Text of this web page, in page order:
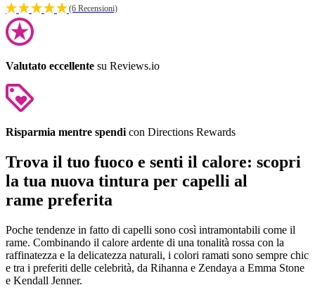
(6 Recensioni)
Valutato eccellente su Reviews.io
Risparmia mentre spendi con Directions Rewards
Trova il tuo fuoco e senti il calore: scopri
la tua nuova tintura per capelli al
rame preferita
Poche tendenze in fatto di capelli sono così intramontabili come il
rame. Combinando il calore ardente di una tonalità rossa con la
raffinatezza e la delicatezza naturali, i colori ramati sono sempre chic
e tra i preferiti delle celebrità, da Rihanna e Zendaya a Emma Stone
e Kendall Jenner.